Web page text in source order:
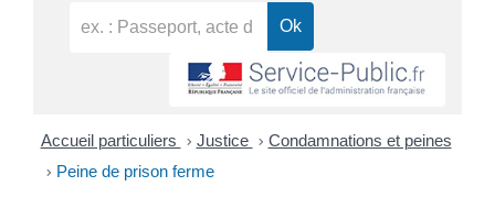
Accueil particuliers > Justice > Condamnations et peines
> Peine de prison ferme